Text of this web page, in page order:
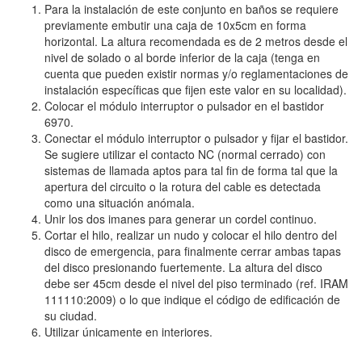
Para la instalación de este conjunto en baños se requiere
previamente embutir una caja de 10x5cm en forma
horizontal. La altura recomendada es de 2 metros desde el
nivel de solado o al borde inferior de la caja (tenga en
cuenta que pueden existir normas y/o reglamentaciones de
instalación específicas que fijen este valor en su localidad).
Colocar el módulo interruptor o pulsador en el bastidor
6970.
Conectar el módulo interruptor o pulsador y fijar el bastidor.
Se sugiere utilizar el contacto NC (normal cerrado) con
sistemas de llamada aptos para tal fin de forma tal que la
apertura del circuito o la rotura del cable es detectada
como una situación anómala.
Unir los dos imanes para generar un cordel continuo.
Cortar el hilo, realizar un nudo y colocar el hilo dentro del
disco de emergencia, para finalmente cerrar ambas tapas
del disco presionando fuertemente. La altura del disco
debe ser 45cm desde el nivel del piso terminado (ref. IRAM
111110:2009) o lo que indique el código de edificación de
su ciudad.
Utilizar únicamente en interiores.